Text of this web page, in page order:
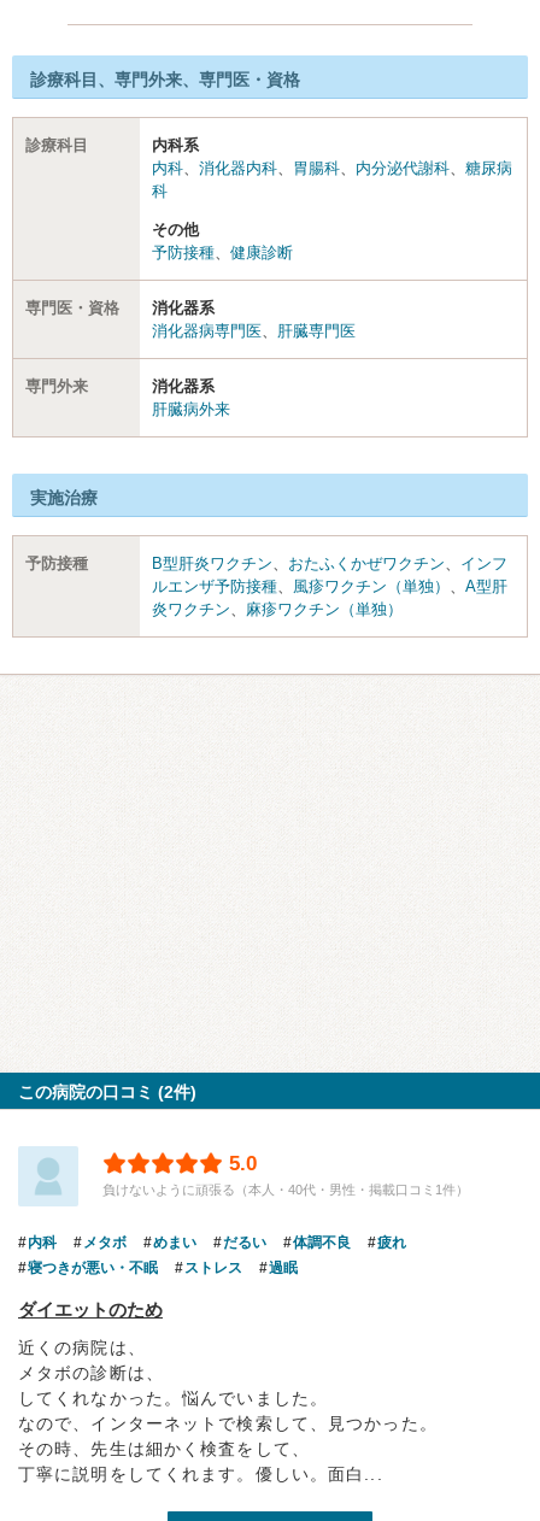
診療科目、専門外来、専門医・資格
診療科目
内科系
内科
消化器内科 胃腸科 内分泌代謝科
糖尿病
科
その他
予防接種
健康診断
専門医・資格
消化器系
消化器病専門医
肝臓専門医
専門外来
消化器系
肝臓病外来
実施治療
予防接種 B型肝炎ワクチン おたふくかぜワクチン
インフ
ルエンザ予防接種
風疹ワクチン（単独）
A型肝
炎ワクチン
麻疹ワクチン（単独）
この病院の口コミ (2件)
5.0
負けないように頑張る（本人・40代・男性・掲載口コミ1件）
内科 メタボ めまい だるい 体調不良
疲れ
寝つきが悪い・不眠
ストレス 過眠
ダイエットのため
近くの病院は、
メタボの診断は、
してくれなかった。悩んでいました。
なので、インターネットで検索して、見つかった。
その時、先生は細かく検査をして、
丁寧に説明をしてくれます。優しい。面白...